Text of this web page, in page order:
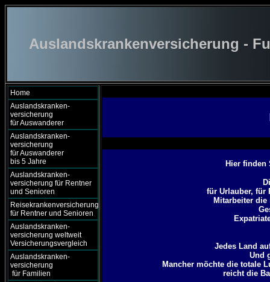
Auslandskrankenversicherung -
Home
Auslandskranken-
versicherung
für Auswanderer
Auslandskranken-
versicherung
für Auswanderer
bis 5 Jahre
Auslandskranken-
versicherung für Rentner
und Senioren
Reisekrankenversicherung
für Rentner und Senioren
Auslandskranken-
versicherung weltweit
Versicherungsvergleich
Auslandskranken-
versicherung
für Familien
Hier finden
für Urlauber, für
Mitarbeiter die
Jedes Land
Und
Mancher möchte die totale
reicht die